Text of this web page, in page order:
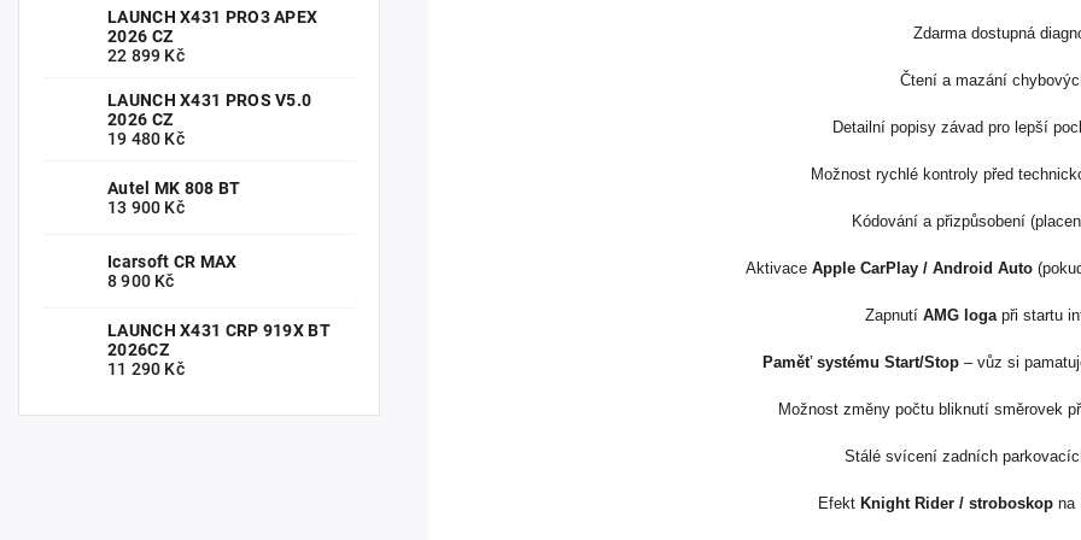
LAUNCH X431 PRO3 APEX
2026 CZ
22 899 Kč
LAUNCH X431 PROS V5.0
2026 CZ
19 480 Kč
Autel MK 808 BT
13 900 Kč
Icarsoft CR MAX
8 900 Kč
LAUNCH X431 CRP 919X BT
2026CZ
11 290 Kč
Zdarma dostupná
Čtení a mazání
Detailní popisy závad pro lepší
Možnost rychlé kontroly před
Kódování a přizpůsobení
Aktivace Apple CarPlay / Android Auto
Zapnutí AMG loga při startu
Paměť systému Start/Stop – vůz si
Možnost změny počtu bliknutí směrovek
Stálé svícení zadních
Efekt Knight Rider / stroboskop na